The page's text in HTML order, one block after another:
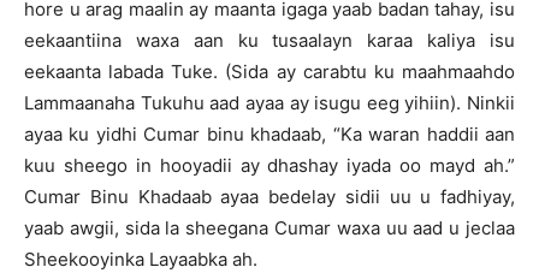
hore u arag maalin ay maanta igaga yaab badan tahay, isu
eekaantiina waxa aan ku tusaalayn karaa kaliya isu
eekaanta labada Tuke. (Sida ay carabtu ku maahmaahdo
Lammaanaha Tukuhu aad ayaa ay isugu eeg yihiin). Ninkii
ayaa ku yidhi Cumar binu khadaab, “Ka waran haddii aan
kuu sheego in hooyadii ay dhashay iyada oo mayd ah.”
Cumar Binu Khadaab ayaa bedelay sidii uu u fadhiyay,
yaab awgii, sida la sheegana Cumar waxa uu aad u jeclaa
Sheekooyinka Layaabka ah.